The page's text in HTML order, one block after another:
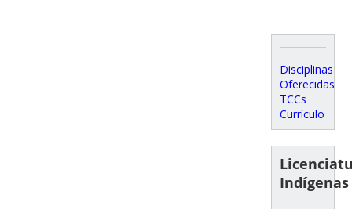
Disciplinas
Oferecidas
TCCs
Currículo
Indígenas